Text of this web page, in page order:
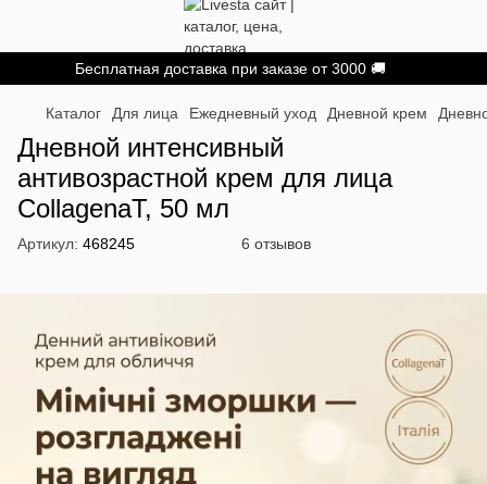
Бесплатная доставка при заказе от 3000 🚚
Каталог Для лица Ежедневный уход Дневной крем
Дневной интенсивный
антивозрастной крем для лица
CollagenaT, 50 мл
Артикул: 468245 6 отзывов